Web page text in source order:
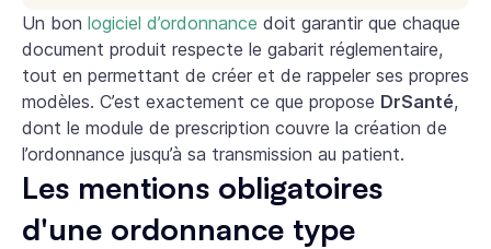
Un bon logiciel d’ordonnance doit garantir que chaque
document produit respecte le gabarit réglementaire,
tout en permettant de créer et de rappeler ses propres
modèles. C’est exactement ce que propose DrSanté,
dont le module de prescription couvre la création de
l’ordonnance jusqu’à sa transmission au patient.
Les mentions obligatoires
d'une ordonnance type